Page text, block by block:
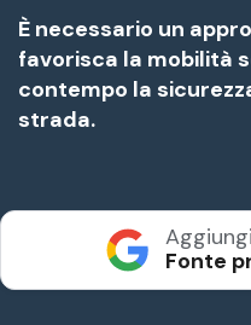
È necessario un
favorisca la mobilità
contempo la
strada.
Fonte